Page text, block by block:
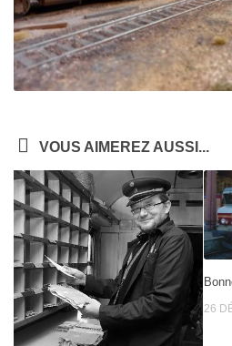
VOUS AIMEREZ AUSSI...
26